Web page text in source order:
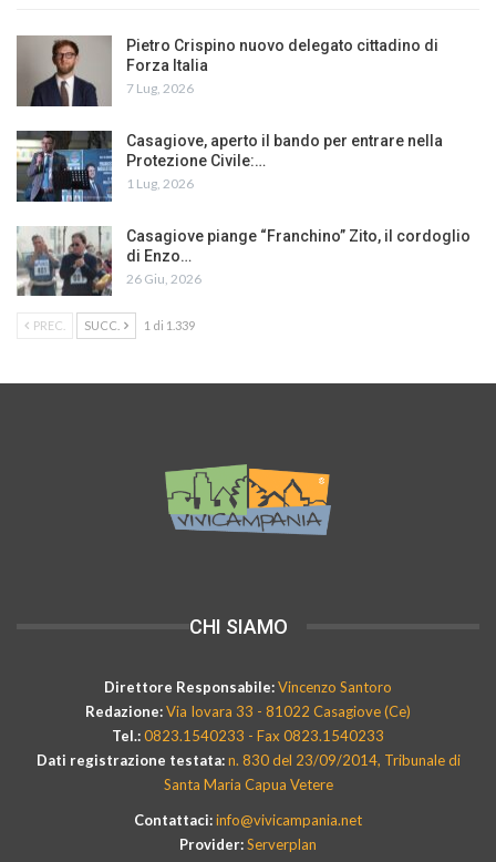
Pietro Crispino nuovo delegato cittadino di
Forza Italia
7 Lug, 2026
Casagiove, aperto il bando per entrare nella
Protezione Civile:…
1 Lug, 2026
Casagiove piange “Franchino” Zito, il cordoglio
di Enzo…
26 Giu, 2026
PREC. SUCC. 1 di 1.339
CHI SIAMO
Direttore Responsabile:Vincenzo Santoro
Redazione:Via Iovara 33 - 81022 Casagiove (Ce)
Tel.:0823.1540233 - Fax 0823.1540233
Dati registrazione testata:n. 830 del 23/09/2014, Tribunale di
Santa Maria Capua Vetere
Contattaci:info@vivicampania.net
Provider:Serverplan